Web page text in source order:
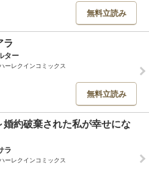
無料立読み
ラ
ター
ーレクインコミックス
無料立読み
婚約破棄された私が幸せにな
ラ
ーレクインコミックス